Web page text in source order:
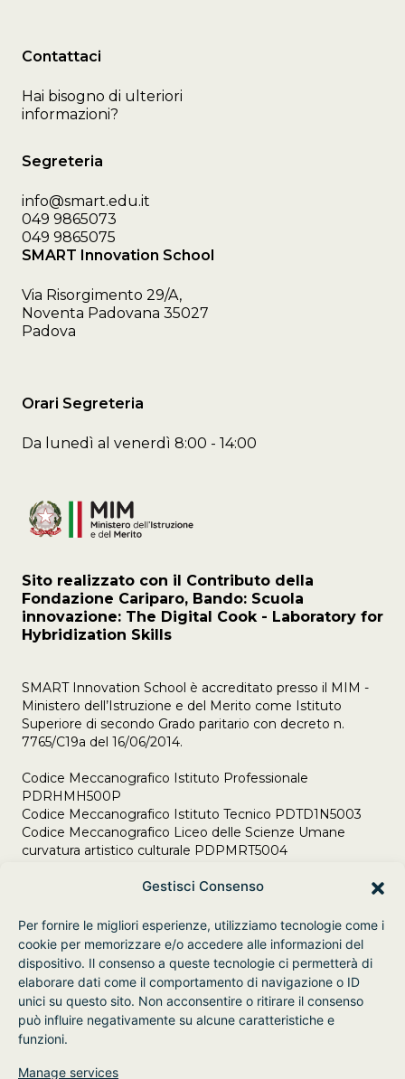
Gestisci Consenso
Per fornire le migliori esperienze, utilizziamo tecnologie come i
cookie per memorizzare e/o accedere alle informazioni del
dispositivo. Il consenso a queste tecnologie ci permetterà di
elaborare dati come il comportamento di navigazione o ID
unici su questo sito. Non acconsentire o ritirare il consenso
può influire negativamente su alcune caratteristiche e
funzioni.
Manage services
Sito realizzato con il Contributo della
Fondazione Cariparo, Bando: Scuola
innovazione: The Digital Cook - Laboratory for
Hybridization Skills
SMART Innovation School è accreditato presso il MIM -
Ministero dell’Istruzione e del Merito come Istituto
Superiore di secondo Grado paritario con decreto n.
7765/C19a del 16/06/2014.
Codice Meccanografico Istituto Professionale
PDRHMH500P
Codice Meccanografico Istituto Tecnico PDTD1N5003
Codice Meccanografico Liceo delle Scienze Umane
curvatura artistico culturale PDPMRT5004
SMART Innovation School
Via Risorgimento 29/A,
Noventa Padovana 35027
Padova
Orari Segreteria
Da lunedì al venerdì 8:00 - 14:00
Contattaci
Hai bisogno di ulteriori
informazioni?
Segreteria
info@smart.edu.it
049 9865073
049 9865075